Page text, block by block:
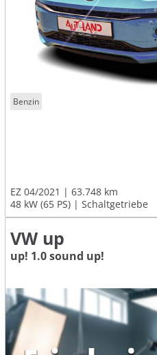
Benzin
EZ 04/2021
63.748 km
48 kW (65 PS)
Schaltgetriebe
VW up
up! 1.0 sound up!